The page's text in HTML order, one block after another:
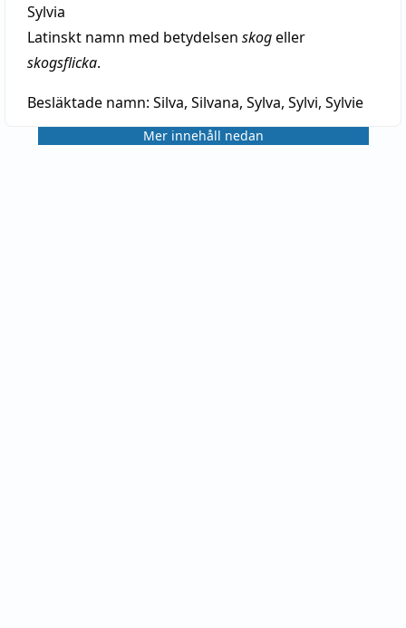
Sylvia
Latinskt namn med betydelsen skogeller
skogsflicka.
Besläktade namn: Silva, Silvana, Sylva, Sylvi, Sylvie
Mer innehåll nedan